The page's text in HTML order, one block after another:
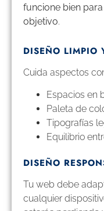
funcione bien
objetivo.
DISEÑO LIMPIO
Cuida aspectos
Espacios en
Paleta de
Tipografías
Equilibrio
DISEÑO
Tu web debe
cualquier